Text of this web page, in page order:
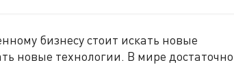
бизнесу стоит искать новые
новые технологии. В мире достаточно